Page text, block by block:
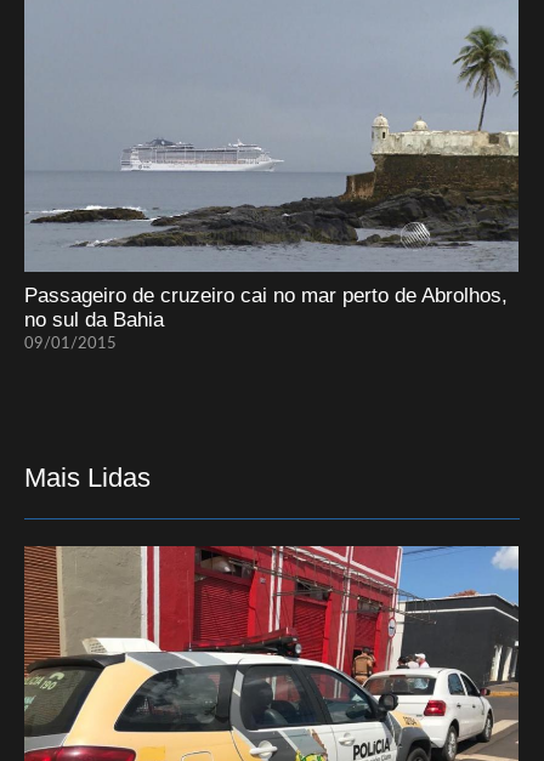
Passageiro de cruzeiro cai no mar perto de Abrolhos,
no sul da Bahia
09/01/2015
Mais Lidas